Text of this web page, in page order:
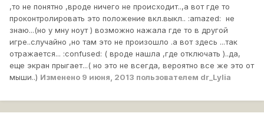
,то не понятно ,вроде ничего не происходит..,а вот где то
проконтролировать это положение вкл.выкл.. :amazed: не
знаю...(но у мну ноут ) возможно нажала где то в другой
игре..случайно ,но там это не произошло .а вот здесь ...так
отражается... :confused: ( вроде нашла ,где отключать )..да,
еще экран прыгает...( но это не всегда, вероятно все же это от
мыши..) Изменено 9 июня, 2013 пользователем dr_Lylia